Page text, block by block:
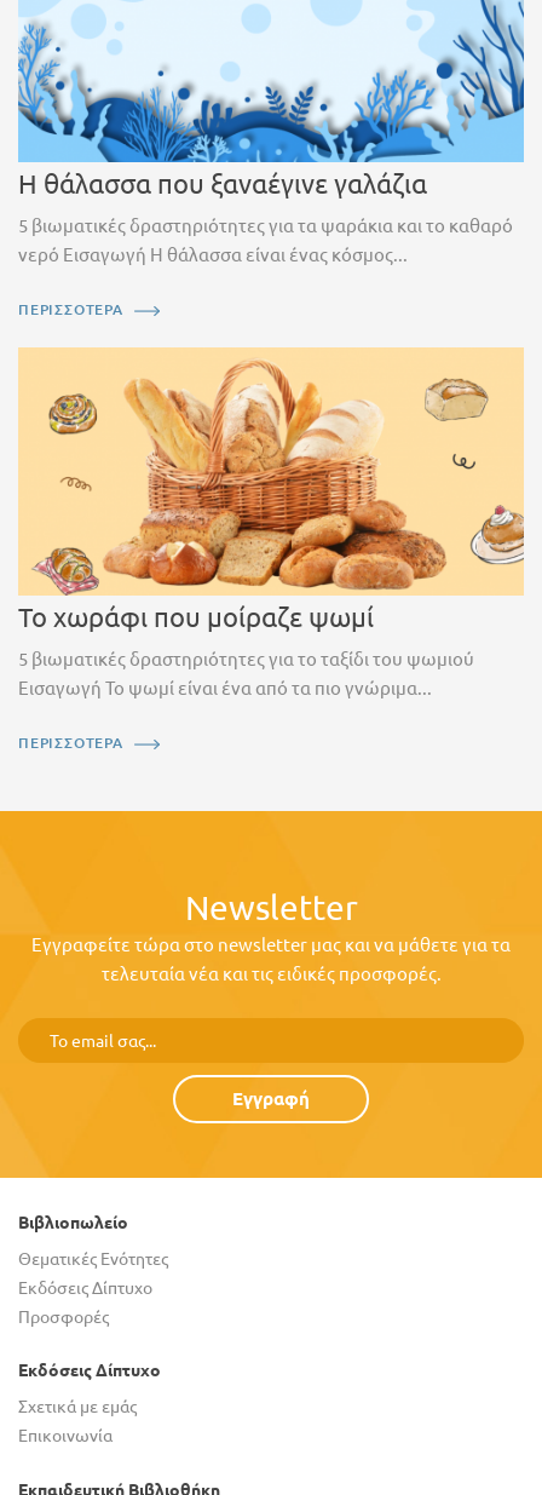
Η θάλασσα που ξαναέγινε γαλάζια
5 βιωματικές δραστηριότητες για τα ψαράκια και το καθαρό
νερό Εισαγωγή Η θάλασσα είναι ένας κόσμος...
ΠΕΡΙΣΣΟΤΕΡΑ
Το χωράφι που μοίραζε ψωμί
5 βιωματικές δραστηριότητες για το ταξίδι του ψωμιού
Εισαγωγή Το ψωμί είναι ένα από τα πιο γνώριμα...
ΠΕΡΙΣΣΟΤΕΡΑ
Newsletter
Εγγραφείτε τώρα στο newsletter μας και να μάθετε για τα
τελευταία νέα και τις ειδικές προσφορές.
Εγγραφή
Βιβλιοπωλείο
Θεματικές Ενότητες
Εκδόσεις Δίπτυχο
Προσφορές
Εκδόσεις Δίπτυχο
Σχετικά με εμάς
Επικοινωνία
Εκπαιδευτική Βιβλιοθήκη